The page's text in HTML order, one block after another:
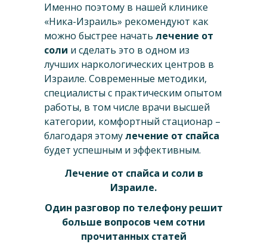
Именно поэтому в нашей клинике
«Ника-Израиль» рекомендуют как
можно быстрее начать лечение от
соли и сделать это в одном из
лучших наркологических центров в
Израиле. Современные методики,
специалисты с практическим опытом
работы, в том числе врачи высшей
категории, комфортный стационар –
благодаря этомулечение от спайса
будет успешным и эффективным.
Лечение от спайса и соли в
Израиле.
Один разговор по телефону решит
больше вопросов чем сотни
прочитанных статей